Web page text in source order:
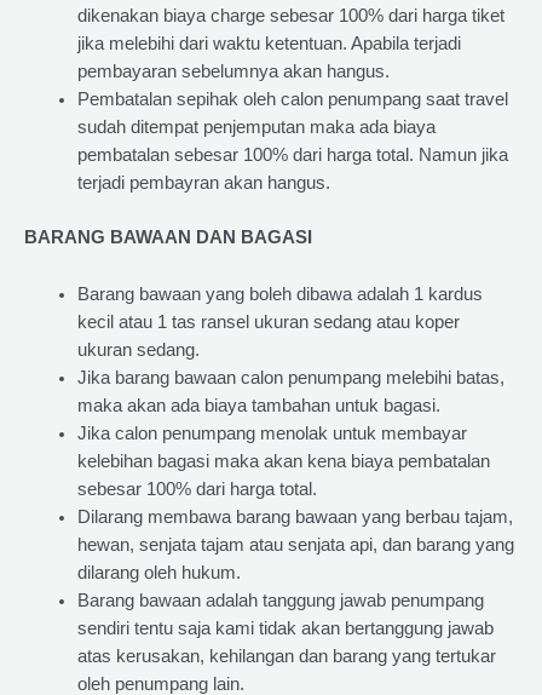
dikenakan biaya charge sebesar 100% dari harga tiket
jika melebihi dari waktu ketentuan. Apabila terjadi
pembayaran sebelumnya akan hangus.
Pembatalan sepihak oleh calon penumpang saat travel
sudah ditempat penjemputan maka ada biaya
pembatalan sebesar 100% dari harga total. Namun jika
terjadi pembayran akan hangus.
BARANG BAWAAN DAN BAGASI
Barang bawaan yang boleh dibawa adalah 1 kardus
kecil atau 1 tas ransel ukuran sedang atau koper
ukuran sedang.
Jika barang bawaan calon penumpang melebihi batas,
maka akan ada biaya tambahan untuk bagasi.
Jika calon penumpang menolak untuk membayar
kelebihan bagasi maka akan kena biaya pembatalan
sebesar 100% dari harga total.
Dilarang membawa barang bawaan yang berbau tajam,
hewan, senjata tajam atau senjata api, dan barang yang
dilarang oleh hukum.
Barang bawaan adalah tanggung jawab penumpang
sendiri tentu saja kami tidak akan bertanggung jawab
atas kerusakan, kehilangan dan barang yang tertukar
oleh penumpang lain.